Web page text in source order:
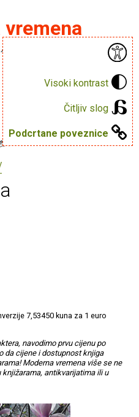
Visoki kontrast
Čitljiv slog
Podcrtane poveznice
puno knjiga.
7,53450 kuna za 1 euro
navodimo prvu cijenu po
da cijene i dostupnost knjiga
Moderna vremena više se ne
antikvarijatima ili u